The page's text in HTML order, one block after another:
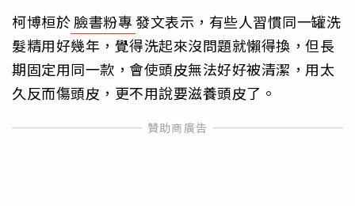
柯博桓於臉書粉專發文表示，有些人習慣同一罐洗
髮精用好幾年，覺得洗起來沒問題就懶得換，但長
期固定用同一款，會使頭皮無法好好被清潔，用太
久反而傷頭皮，更不用說要滋養頭皮了。